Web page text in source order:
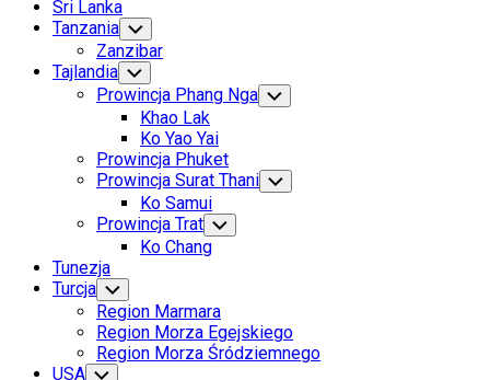
Sri Lanka
Tanzania Toggle
Child
Menu
Zanzibar
Tajlandia Toggle
Child
Menu
Prowincja Phang Nga Toggle
Child
Khao Lak
Ko Yao Yai
Prowincja Phuket
Prowincja Surat Thani Toggle
Child
Ko Samui
Prowincja Trat Toggle
Child
Menu
Ko Chang
Tunezja
Turcja Toggle
Child
Menu
Region Marmara
Region Morza Egejskiego
Region Morza Śródziemnego
USA Toggle